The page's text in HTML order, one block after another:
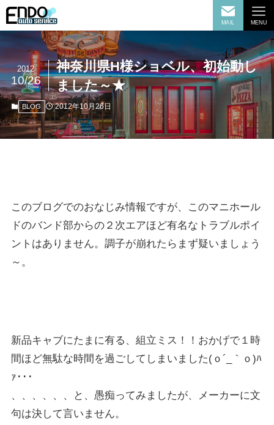
MAIL MENU
神奈川県H様ショベル、初始動し
ました～★
2012
10/26
BLOG 2012年10月26日
このブログでのおなじみ情報ですが、このマニホール
ドのバンド部からの２次エアほど有名なトラブルポイ
ントはありません。調子が崩れたらまず疑いましょう
～。
新品キャブにたまに有る、組立ミス！！おかげで１時
間ほど無駄な時間を過ごしてしまいました(ｏ´_｀ｏ)ﾊ
ｧ･･･
、、、、、、と、愚痴ってみましたが、メーカーに文
句は決して言いません。